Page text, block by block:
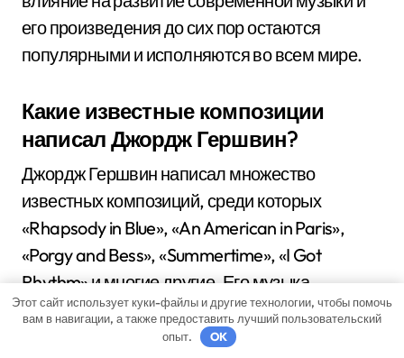
его произведения до сих пор остаются
популярными и исполняются во всем мире.
Какие известные композиции
написал Джордж Гершвин?
Джордж Гершвин написал множество
известных композиций, среди которых
«Rhapsody in Blue», «An American in Paris»,
«Porgy and Bess», «Summertime», «I Got
Rhythm» и многие другие. Его музыка
охватывает различные жанры и стили, от
классической музыки до джаза и бродвейских
Этот сайт использует куки-файлы и другие технологии, чтобы помочь
вам в навигации, а также предоставить лучший пользовательский
опыт.
OK